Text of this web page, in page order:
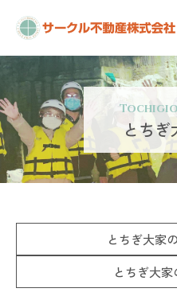
とち
とちぎ大家
とちぎ大